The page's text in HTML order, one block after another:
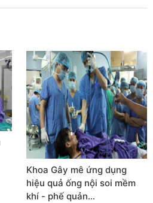
Khoa Gây mê ứng dụng
hiệu quả ống nội soi mềm
khí - phế quản…